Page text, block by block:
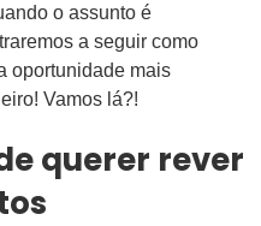
o assunto é
a seguir como
oportunidade mais
Vamos lá?!
querer rever